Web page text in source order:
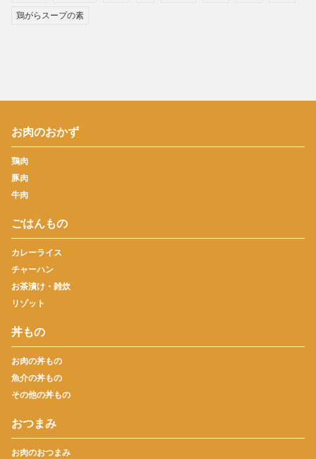
鶏がらスープの素
お肉のおかず
鶏肉
豚肉
牛肉
ごはんもの
カレーライス
チャーハン
お茶漬け・雑炊
リゾット
丼もの
お肉の丼もの
魚介の丼もの
その他の丼もの
おつまみ
お肉のおつまみ